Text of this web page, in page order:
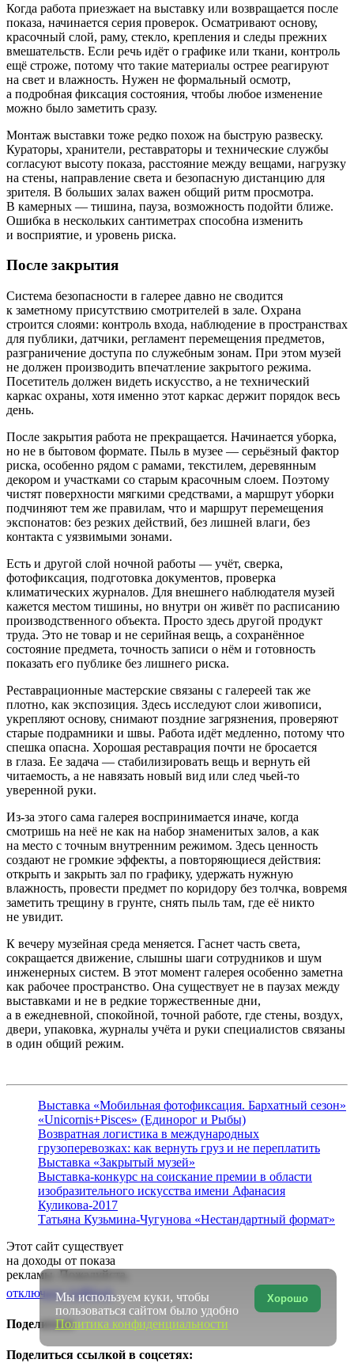
Когда работа приезжает на выставку или возвращается после
показа, начинается серия проверок. Осматривают основу,
красочный слой, раму, стекло, крепления и следы прежних
вмешательств. Если речь идёт о графике или ткани, контроль
ещё строже, потому что такие материалы острее реагируют
на свет и влажность. Нужен не формальный осмотр,
а подробная фиксация состояния, чтобы любое изменение
можно было заметить сразу.
Монтаж выставки тоже редко похож на быструю развеску.
Кураторы, хранители, реставраторы и технические службы
согласуют высоту показа, расстояние между вещами, нагрузку
на стены, направление света и безопасную дистанцию для
зрителя. В больших залах важен общий ритм просмотра.
В камерных — тишина, пауза, возможность подойти ближе.
Ошибка в нескольких сантиметрах способна изменить
и восприятие, и уровень риска.
После закрытия
Система безопасности в галерее давно не сводится
к заметному присутствию смотрителей в зале. Охрана
строится слоями: контроль входа, наблюдение в пространствах
для публики, датчики, регламент перемещения предметов,
разграничение доступа по служебным зонам. При этом музей
не должен производить впечатление закрытого режима.
Посетитель должен видеть искусство, а не технический
каркас охраны, хотя именно этот каркас держит порядок весь
день.
После закрытия работа не прекращается. Начинается уборка,
но не в бытовом формате. Пыль в музее — серьёзный фактор
риска, особенно рядом с рамами, текстилем, деревянным
декором и участками со старым красочным слоем. Поэтому
чистят поверхности мягкими средствами, а маршрут уборки
подчиняют тем же правилам, что и маршрут перемещения
экспонатов: без резких действий, без лишней влаги, без
контакта с уязвимыми зонами.
Есть и другой слой ночной работы — учёт, сверка,
фотофиксация, подготовка документов, проверка
климатических журналов. Для внешнего наблюдателя музей
кажется местом тишины, но внутри он живёт по расписанию
производственного объекта. Просто здесь другой продукт
труда. Это не товар и не серийная вещь, а сохранённое
состояние предмета, точность записи о нём и готовность
показать его публике без лишнего риска.
Реставрационные мастерские связаны с галереей так же
плотно, как экспозиция. Здесь исследуют слои живописи,
укрепляют основу, снимают поздние загрязнения, проверяют
старые подрамники и швы. Работа идёт медленно, потому что
спешка опасна. Хорошая реставрация почти не бросается
в глаза. Ее задача — стабилизировать вещь и вернуть ей
читаемость, а не навязать новый вид или след чьей-то
уверенной руки.
Из-за этого сама галерея воспринимается иначе, когда
смотришь на неё не как на набор знаменитых залов, а как
на место с точным внутренним режимом. Здесь ценность
создают не громкие эффекты, а повторяющиеся действия:
открыть и закрыть зал по графику, удержать нужную
влажность, провести предмет по коридору без толчка, вовремя
заметить трещину в грунте, снять пыль там, где её никто
не увидит.
К вечеру музейная среда меняется. Гаснет часть света,
сокращается движение, слышны шаги сотрудников и шум
инженерных систем. В этот момент галерея особенно заметна
как рабочее пространство. Она существует не в паузах между
выставками и не в редкие торжественные дни,
а в ежедневной, спокойной, точной работе, где стены, воздух,
двери, упаковка, журналы учёта и руки специалистов связаны
в один общий режим.
Выставка «Мобильная фотофиксация. Бархатный сезон»
«Unicornis+Pisces» (Единорог и Рыбы)
Возвратная логистика в международных
грузоперевозках: как вернуть груз и не переплатить
Выставка «Закрытый музей»
Выставка-конкурс на соискание премии в области
изобразительного искусства имени Афанасия
Куликова-2017
Татьяна Кузьмина-Чугунова «Нестандартный формат»
Этот сайт существует
на доходы от показа
рекламы. Пожалуйста,
отключите AdBlock
Поделиться
Поделиться ссылкой в соцсетях:
Хорошо
Мы используем куки, чтобы
пользоваться сайтом было удобно
Политика конфиденциальности